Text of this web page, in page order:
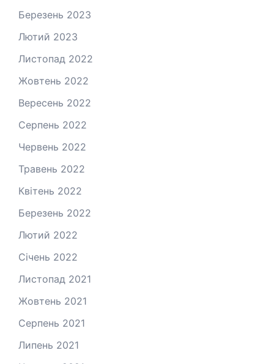
Березень 2023
Лютий 2023
Листопад 2022
Жовтень 2022
Вересень 2022
Серпень 2022
Червень 2022
Травень 2022
Квітень 2022
Березень 2022
Лютий 2022
Січень 2022
Листопад 2021
Жовтень 2021
Серпень 2021
Липень 2021